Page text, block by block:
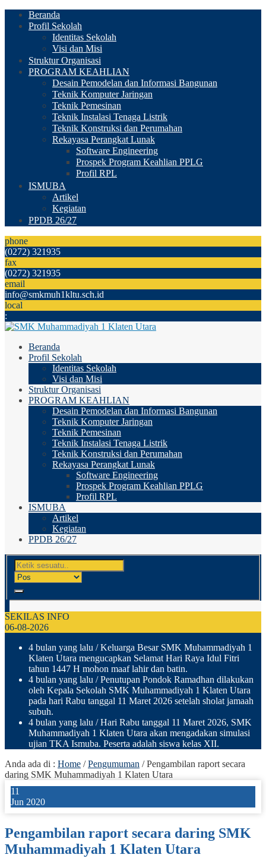
Beranda
Profil Sekolah
Identitas Sekolah
Visi dan Misi
Struktur Organisasi
PROGRAM KEAHLIAN
Desain Pemodelan dan Informasi Bangunan
Teknik Komputer Jaringan
Teknik Pemesinan
Teknik Instalasi Tenaga Listrik
Teknik Konstruksi dan Perumahan
Rekayasa Perangkat Lunak
Software Engineering
Prospek Program Keahlian PPLG
Profil RPL
ISMUBA
Artikel
Kegiatan
PPDB 26/27
phone
(0272) 321935
fax
(0272) 321935
email
info@smkmuh1kltu.sch.id
local
:
Beranda
Profil Sekolah
Identitas Sekolah
Visi dan Misi
Struktur Organisasi
PROGRAM KEAHLIAN
Desain Pemodelan dan Informasi Bangunan
Teknik Komputer Jaringan
Teknik Pemesinan
Teknik Instalasi Tenaga Listrik
Teknik Konstruksi dan Perumahan
Rekayasa Perangkat Lunak
Software Engineering
Prospek Program Keahlian PPLG
Profil RPL
ISMUBA
Artikel
Kegiatan
PPDB 26/27
SEKILAS INFO
06-08-2026
4 bulan yang lalu / Keluarga Besar SMK Muhammadiyah 1
Klaten Utara mengucapkan Selamat Hari Raya Idul Fitri
tahun 1447 H mohon maaf lahir dan batin.
4 bulan yang lalu / Penutupan Pondok Ramadhan dilakukan
oleh Kepala Sekolah SMK Muhammadiyah 1 Klaten Utara
pada hari Rabu tanggal 11 Maret 2026 setelah sholat jamaah
subuh.
4 bulan yang lalu / Hari Rabu tanggal 11 Maret 2026, SMK
Muhammadiyah 1 Klaten Utara akan mengadakan simulasi
ujian TKA Ismuba. Peserta adalah siswa kelas XII.
Anda ada di : Home /Pengumuman /Pengambilan raport secara
daring SMK Muhammadiyah 1 Klaten Utara
11
Jun 2020
Pengambilan raport secara daring SMK
Muhammadiyah 1 Klaten Utara